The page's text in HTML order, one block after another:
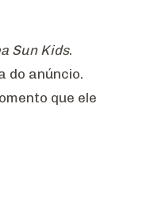
Sun Kids.
do anúncio.
que ele